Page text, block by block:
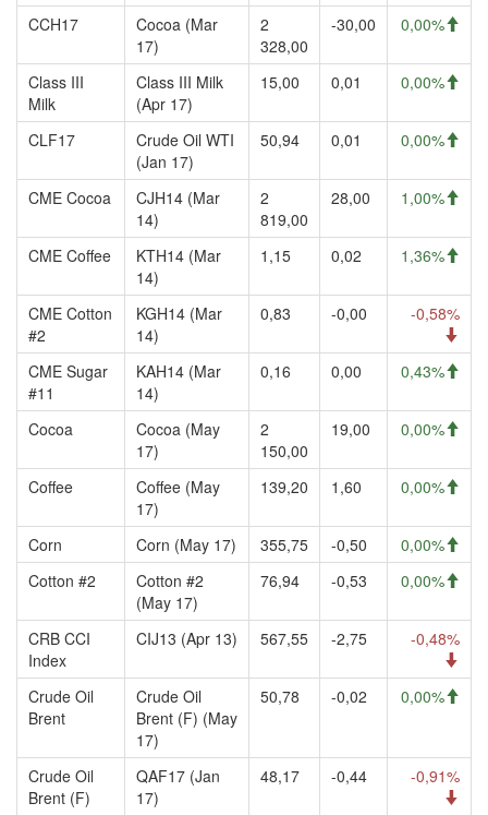
CCH17
Cocoa (Mar
17)
2
328,00
-30,00 0,00%
Class III
Milk
Class III Milk
(Apr 17)
15,00 0,01 0,00%
CLF17
Crude Oil WTI
(Jan 17)
50,94 0,01 0,00%
CME Cocoa
CJH14 (Mar
14)
2
819,00
28,00 1,00%
CME Coffee
KTH14 (Mar
14)
1,15 0,02 1,36%
CME Cotton
#2
KGH14 (Mar
14)
0,83 -0,00 -0,58%
CME Sugar
#11
KAH14 (Mar
14)
0,16 0,00 0,43%
Cocoa
Cocoa (May
17)
2
150,00
19,00 0,00%
Coffee
Coffee (May
17)
139,20 1,60 0,00%
Corn Corn (May 17) 355,75 -0,50
0,00%
Cotton #2
Cotton #2
(May 17)
76,94 -0,53 0,00%
CRB CCI
Index
CIJ13 (Apr 13) 567,55 -2,75 -0,48%
Crude Oil
Brent
Crude Oil
Brent (F) (May
17)
50,78 -0,02 0,00%
Crude Oil
Brent (F)
QAF17 (Jan
17)
48,17 -0,44 -0,91%